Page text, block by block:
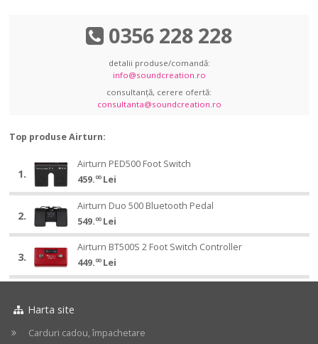
0356 228 228
detalii produse/comandă:
info@soundcreation.ro
consultanță, cerere ofertă:
consultanta@soundcreation.ro
Top produse Airturn:
Airturn
PED500
Foot
Switch
1.
Airturn
PED500
Foot
Switch
Airturn PED500 Foot Switch
459. 00 Lei
Duo
500
Bluetooth
Pedal
2.
Airturn
Duo
500
Bluetooth
Pedal
Airturn Duo 500 Bluetooth Pedal
549. 00 Lei
BT500S
2
Switch
Controller
3.
Airturn
BT500S
2
Switch
Airturn BT500S 2 Foot Switch Controller
449. 00 Lei
Harta site
Carduri cadou, împachetare